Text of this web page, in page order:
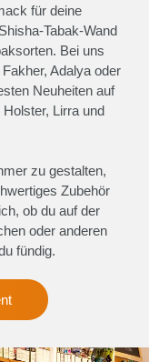
für deine
Tabak-Wand
Bei uns
Adalya oder
Neuheiten auf
Lirra und
zu gestalten,
Zubehör
ob du auf der
oder anderen
fündig.